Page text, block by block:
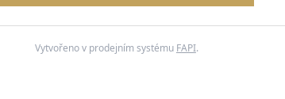
Vytvořeno v prodejním systému FAPI.